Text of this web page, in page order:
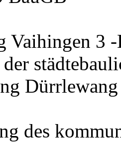
Vaihingen 3
des